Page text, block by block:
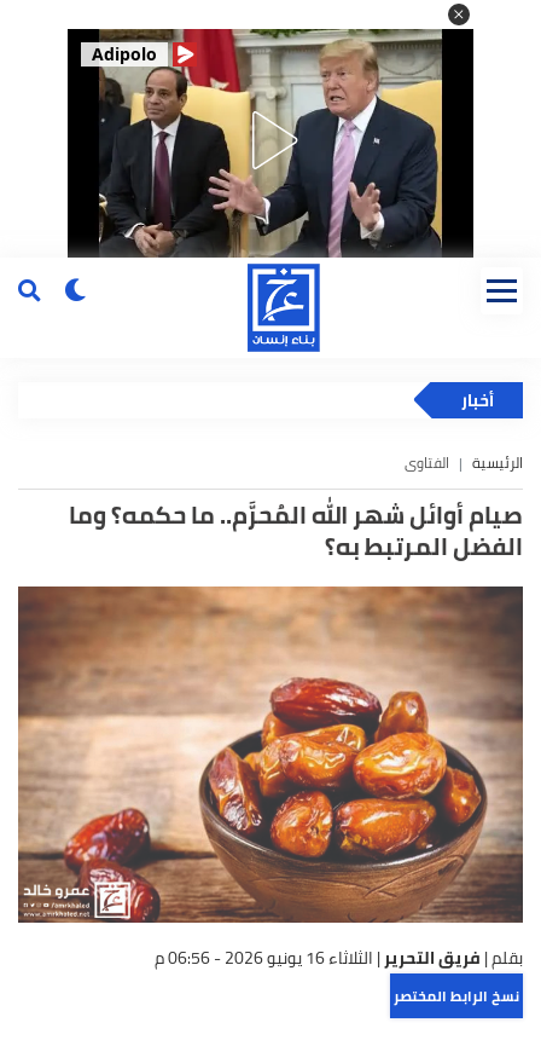
Adipolo
أخبار
الرئيسية الفتاوى
صيام أوائل شهر الله المُحرَّم.. ما حكمه؟ وما
الفضل المرتبط به؟
بقلم |فريق التحرير|الثلاثاء 16 يونيو 2026 - 06:56 م
نسخ الرابط المختصر